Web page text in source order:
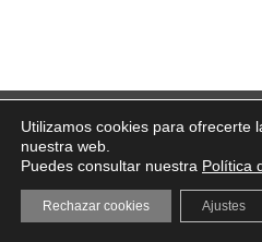
Utilizamos cookies para ofrecerte
nuestra web.
Puedes consultar nuestra Política
Rechazar cookies Ajustes